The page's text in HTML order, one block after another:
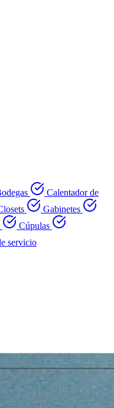
Calentador de
Gabinetes
Cúpulas
servicio